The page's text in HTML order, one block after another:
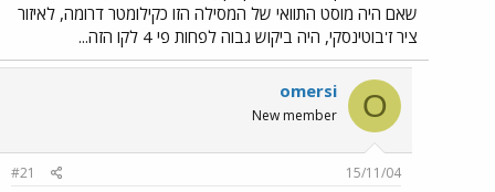
שאם היה מוסט התוואי של המסילה הזו כקילומטר דרומה, לאיזור
ציר ז'בוטינסקי, היה ביקוש גבוה לפחות פי 4 לקו הזה...
O
omersi
New member
15/11/04
#21